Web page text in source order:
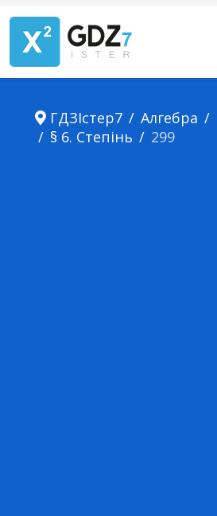
ГДЗІстер7 Алгебра
§ 6. Степінь
299